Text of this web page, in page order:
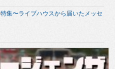
集〜ライブハウスから届いたメッセ